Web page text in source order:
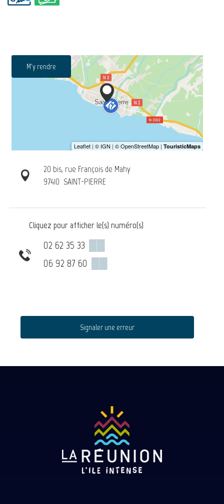
M'y rendre
20 bis, rue François de Mahy
97410 SAINT-PIERRE
Cliquez pour afficher le(s) numéro(s)
02 62 35 33 ▒▒
06 92 87 60 ▒▒
Signaler une erreur